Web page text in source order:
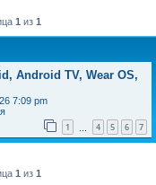
1 из 1
Android TV, Wear OS,
7:09 pm
1 4 5 6 7
1 из 1